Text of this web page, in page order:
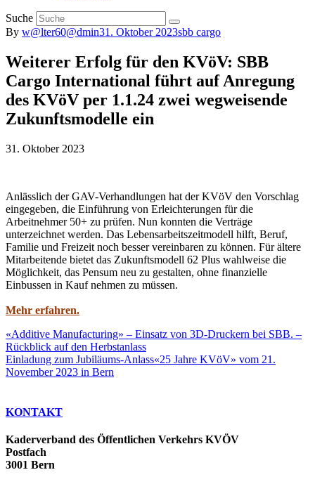
Suche
By w@lter60@dmin31. Oktober 2023sbb cargo
Weiterer Erfolg für den KVöV: SBB
Cargo International führt auf Anregung
des KVöV per 1.1.24 zwei wegweisende
Zukunftsmodelle ein
31. Oktober 2023
Anlässlich der GAV-Verhandlungen hat der KVöV den Vorschlag
eingegeben, die Einführung von Erleichterungen für die
Arbeitnehmer 50+ zu prüfen. Nun konnten die Verträge
unterzeichnet werden. Das Lebensarbeitszeitmodell hilft, Beruf,
Familie und Freizeit noch besser vereinbaren zu können. Für ältere
Mitarbeitende bietet das Zukunftsmodell 62 Plus wahlweise die
Möglichkeit, das Pensum neu zu gestalten, ohne finanzielle
Einbussen in Kauf nehmen zu müssen.
Mehr erfahren.
«Additive Manufacturing» – Einsatz von 3D-Druckern bei SBB. –
Rückblick auf den Herbstanlass
Einladung zum Jubiläums-Anlass«25 Jahre KVöV» vom 21.
November 2023 in Bern
KONTAKT
Kaderverband des Öffentlichen Verkehrs KVÖV
Postfach
3001 Bern